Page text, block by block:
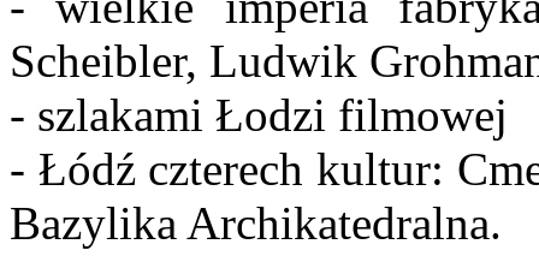
Scheibler, Ludwik
- szlakami Łodzi filmowej
- Łódź czterech kultur:
Bazylika Archikatedralna.